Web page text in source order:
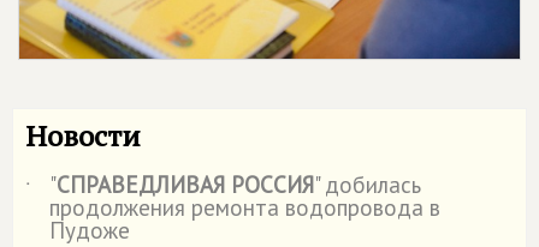
Новости
˙ "СПРАВЕДЛИВАЯ РОССИЯ" добилась
продолжения ремонта водопровода в
Пудоже